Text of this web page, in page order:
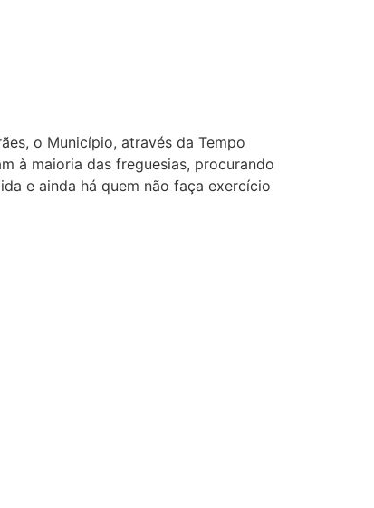
o Município, através da Tempo
à maioria das freguesias, procurando
e ainda há quem não faça exercício